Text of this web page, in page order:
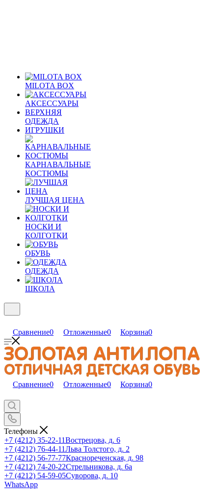
MILOTA BOX
АКСЕССУАРЫ
ВЕРХНЯЯ
ОДЕЖДА
ИГРУШКИ
КАРНАВАЛЬНЫЕ
КОСТЮМЫ
ЛУЧШАЯ ЦЕНА
НОСКИ И
КОЛГОТКИ
ОБУВЬ
ОДЕЖДА
ШКОЛА
Сравнение0 Отложенные0 Корзина0
Сравнение0 Отложенные0 Корзина0
Телефоны
+7 (4212) 35-22-11Вострецова, д. 6
+7 (4212) 76-44-11Льва Толстого, д. 2
+7 (4212) 56-77-77Краснореченская, д. 98
+7 (4212) 74-20-22Стрельникова, д. 6а
+7 (4212) 54-59-05Суворова, д. 10
WhatsApp